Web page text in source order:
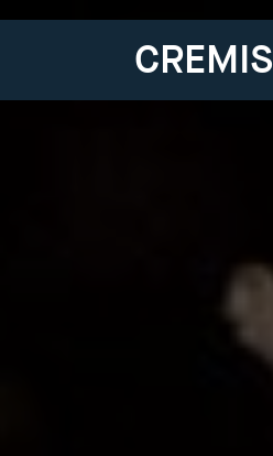
CREMIS